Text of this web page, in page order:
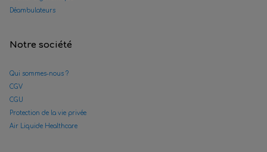
Déambulateurs
Notre société
Qui sommes-nous ?
CGV
CGU
Protection de la vie privée
Air Liquide Healthcare